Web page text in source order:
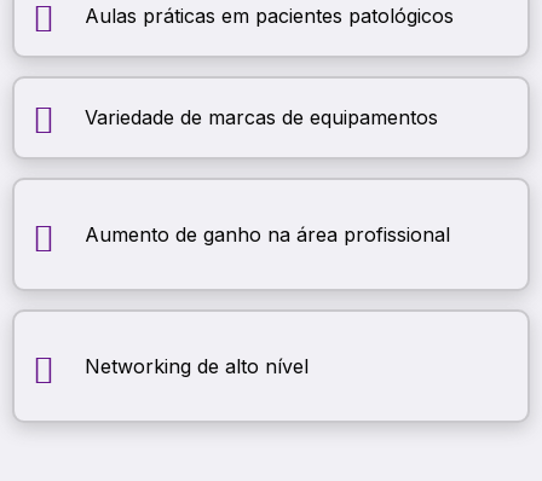
Aulas práticas em pacientes patológicos
Variedade de marcas de equipamentos
Aumento de ganho na área profissional
Networking de alto nível